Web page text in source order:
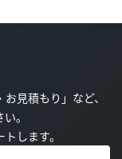
見積もり」など、
。
します。